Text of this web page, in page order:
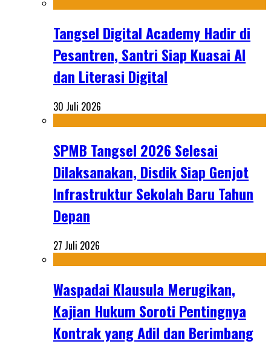
Tangsel Digital Academy Hadir di
Pesantren, Santri Siap Kuasai AI
dan Literasi Digital
30 Juli 2026
SPMB Tangsel 2026 Selesai
Dilaksanakan, Disdik Siap Genjot
Infrastruktur Sekolah Baru Tahun
Depan
27 Juli 2026
Waspadai Klausula Merugikan,
Kajian Hukum Soroti Pentingnya
Kontrak yang Adil dan Berimbang